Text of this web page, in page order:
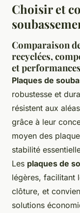
Choisir et
Comparaison
recyclées,
et performances
Plaques de
robustesse et
résistent aux
grâce à leur
moyen des
stabilité
Les plaques de
légères, facilitant
clôture, et
solutions